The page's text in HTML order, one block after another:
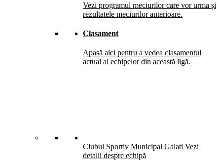
Vezi programul meciurilor care vor urma și
rezultatele meciurilor anterioare.
Clasament
Apasă aici pentru a vedea clasamentul
actual al echipelor din această ligă.
Clubul Sportiv Municipal Galati Vezi
detalii despre echipă